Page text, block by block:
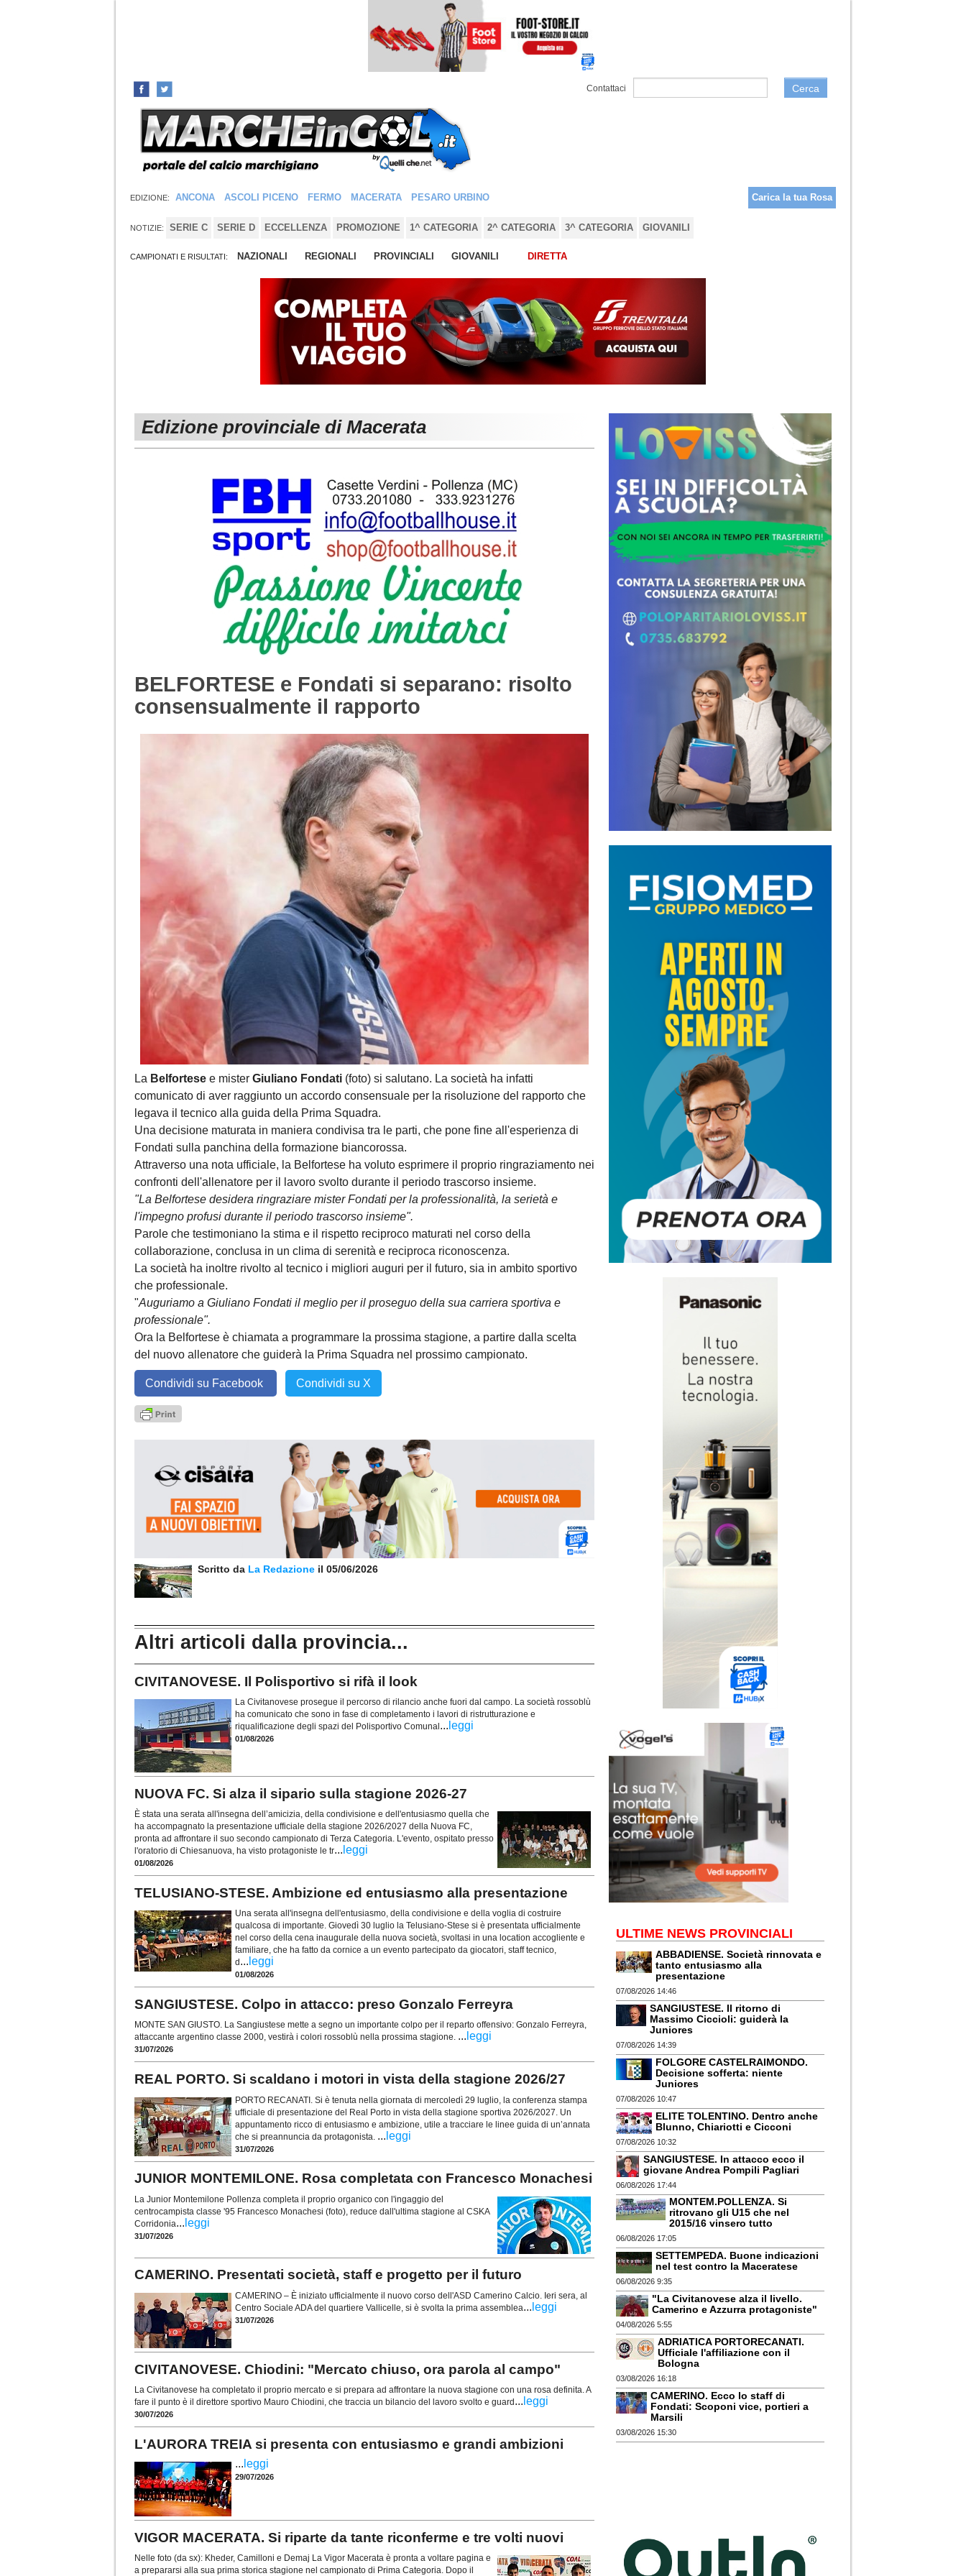
Contattaci Cerca
EDIZIONE: ANCONA ASCOLI PICENO FERMO MACERATA PESARO URBINO Carica la tua Rosa
NOTIZIE: SERIE C SERIE D ECCELLENZA PROMOZIONE 1^ CATEGORIA 2^ CATEGORIA 3^ CATEGORIA GIOVANILI
CAMPIONATI E RISULTATI: NAZIONALI REGIONALI PROVINCIALI GIOVANILI DIRETTA
Edizione provinciale di Macerata
BELFORTESE e Fondati si separano: risolto
consensualmente il rapporto
La Belfortese e mister Giuliano Fondati (foto) si salutano. La società ha infatti
comunicato di aver raggiunto un accordo consensuale per la risoluzione del rapporto che
legava il tecnico alla guida della Prima Squadra.
Una decisione maturata in maniera condivisa tra le parti, che pone fine all'esperienza di
Fondati sulla panchina della formazione biancorossa.
Attraverso una nota ufficiale, la Belfortese ha voluto esprimere il proprio ringraziamento nei
confronti dell'allenatore per il lavoro svolto durante il periodo trascorso insieme.
"La Belfortese desidera ringraziare mister Fondati per la professionalità, la serietà e
l'impegno profusi durante il periodo trascorso insieme".
Parole che testimoniano la stima e il rispetto reciproco maturati nel corso della
collaborazione, conclusa in un clima di serenità e reciproca riconoscenza.
La società ha inoltre rivolto al tecnico i migliori auguri per il futuro, sia in ambito sportivo
che professionale.
"Auguriamo a Giuliano Fondati il meglio per il proseguo della sua carriera sportiva e
professionale".
Ora la Belfortese è chiamata a programmare la prossima stagione, a partire dalla scelta
del nuovo allenatore che guiderà la Prima Squadra nel prossimo campionato.
Condividi su Facebook Condividi su X
Scritto da La Redazione il 05/06/2026
Altri articoli dalla provincia...
CIVITANOVESE. Il Polisportivo si rifà il look
La Civitanovese prosegue il percorso di rilancio anche fuori dal campo. La società rossoblù
ha comunicato che sono in fase di completamento i lavori di ristrutturazione e
riqualificazione degli spazi del Polisportivo Comunal ... leggi
01/08/2026
NUOVA FC. Si alza il sipario sulla stagione 2026-27
È stata una serata all'insegna dell’amicizia, della condivisione e dell'entusiasmo quella che
ha accompagnato la presentazione ufficiale della stagione 2026/2027 della Nuova FC,
pronta ad affrontare il suo secondo campionato di Terza Categoria. L'evento, ospitato presso
l'oratorio di Chiesanuova, ha visto protagoniste le tr... leggi
01/08/2026
TELUSIANO-STESE. Ambizione ed entusiasmo alla presentazione
Una serata all'insegna dell'entusiasmo, della condivisione e della voglia di costruire
qualcosa di importante. Giovedì 30 luglio la Telusiano-Stese si è presentata ufficialmente
nel corso della cena inaugurale della nuova società, svoltasi in una location accogliente e
familiare, che ha fatto da cornice a un evento partecipato da giocatori, staff tecnico,
d ... leggi
01/08/2026
SANGIUSTESE. Colpo in attacco: preso Gonzalo Ferreyra
MONTE SAN GIUSTO. La Sangiustese mette a segno un importante colpo per il reparto offensivo: Gonzalo Ferreyra,
attaccante argentino classe 2000, vestirà i colori rossoblù nella prossima stagione. ... leggi
31/07/2026
REAL PORTO. Si scaldano i motori in vista della stagione 2026/27
PORTO RECANATI. Si è tenuta nella giornata di mercoledì 29 luglio, la conferenza stampa
ufficiale di presentazione del Real Porto in vista della stagione sportiva 2026/2027. Un
appuntamento ricco di entusiasmo e ambizione, utile a tracciare le linee guida di un’annata
che si preannuncia da protagonista. ... leggi
31/07/2026
JUNIOR MONTEMILONE. Rosa completata con Francesco Monachesi
La Junior Montemilone Pollenza completa il proprio organico con l'ingaggio del
centrocampista classe '95 Francesco Monachesi (foto), reduce dall'ultima stagione al CSKA
Corridonia... leggi
31/07/2026
CAMERINO. Presentati società, staff e progetto per il futuro
CAMERINO – È iniziato ufficialmente il nuovo corso dell'ASD Camerino Calcio. Ieri sera, al
Centro Sociale ADA del quartiere Vallicelle, si è svolta la prima assemblea... leggi
31/07/2026
CIVITANOVESE. Chiodini: "Mercato chiuso, ora parola al campo"
La Civitanovese ha completato il proprio mercato e si prepara ad affrontare la nuova stagione con una rosa definita. A
fare il punto è il direttore sportivo Mauro Chiodini, che traccia un bilancio del lavoro svolto e guard ... leggi
30/07/2026
L'AURORA TREIA si presenta con entusiasmo e grandi ambizioni
... leggi
29/07/2026
VIGOR MACERATA. Si riparte da tante riconferme e tre volti nuovi
Nelle foto (da sx): Kheder, Camilloni e Demaj La Vigor Macerata è pronta a voltare pagina e
a prepararsi alla sua prima storica stagione nel campionato di Prima Categoria. Dopo il
ULTIME NEWS PROVINCIALI
ABBADIENSE. Società rinnovata e
tanto entusiasmo alla
presentazione
07/08/2026 14:46
SANGIUSTESE. Il ritorno di
Massimo Ciccioli: guiderà la
Juniores
07/08/2026 14:39
FOLGORE CASTELRAIMONDO.
Decisione sofferta: niente
Juniores
07/08/2026 10:47
ELITE TOLENTINO. Dentro anche
Blunno, Chiariotti e Cicconi
07/08/2026 10:32
SANGIUSTESE. In attacco ecco il
giovane Andrea Pompili Pagliari
06/08/2026 17:44
MONTEM.POLLENZA. Si
ritrovano gli U15 che nel
2015/16 vinsero tutto
06/08/2026 17:05
SETTEMPEDA. Buone indicazioni
nel test contro la Maceratese
06/08/2026 9:35
"La Civitanovese alza il livello.
Camerino e Azzurra protagoniste"
04/08/2026 5:55
ADRIATICA PORTORECANATI.
Ufficiale l'affiliazione con il
Bologna
03/08/2026 16:18
CAMERINO. Ecco lo staff di
Fondati: Scoponi vice, portieri a
Marsili
03/08/2026 15:30